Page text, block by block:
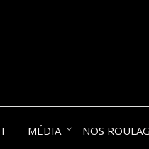
MÉDIA NOS